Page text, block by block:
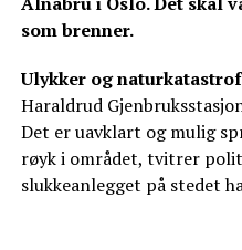
som brenner.
Ulykker og
Haraldrud
Det er uavklart og mulig
røyk i området, tvitrer
slukkeanlegget på stedet